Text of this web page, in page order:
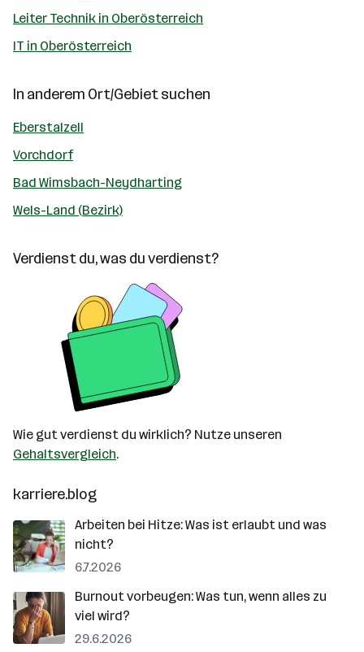
Leiter Technik in Oberösterreich
IT in Oberösterreich
In anderem Ort/Gebiet suchen
Eberstalzell
Vorchdorf
Bad Wimsbach-Neydharting
Wels-Land (Bezirk)
Verdienst du, was du verdienst?
Wie gut verdienst du wirklich? Nutze unseren
Gehaltsvergleich.
karriere.blog
Arbeiten bei Hitze: Was ist erlaubt und was
nicht?
6.7.2026
Burnout vorbeugen: Was tun, wenn alles zu
viel wird?
29.6.2026